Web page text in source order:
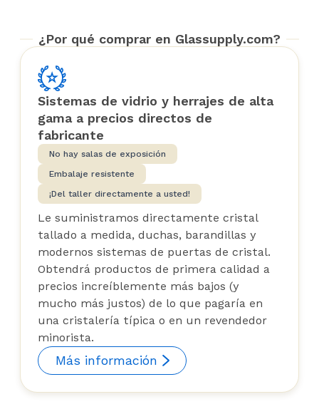
¿Por qué comprar en Glassupply.com?
Sistemas de vidrio y herrajes de alta
gama a precios directos de
fabricante
No hay salas de exposición
Embalaje resistente
¡Del taller directamente a usted!
Le suministramos directamente cristal
tallado a medida, duchas, barandillas y
modernos sistemas de puertas de cristal.
Obtendrá productos de primera calidad a
precios increíblemente más bajos (y
mucho más justos) de lo que pagaría en
una cristalería típica o en un revendedor
minorista.
Más información